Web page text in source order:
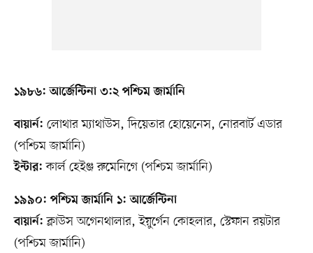
১৯৮৬: আর্জেন্টিনা ৩:২ পশ্চিম জার্মানি
বায়ার্ন: লোথার ম্যাথাউস, দিয়েতার হোয়েনেস, নোরবার্ট এডার
(পশ্চিম জার্মানি)
ইন্টার: কার্ল হেইঞ্জ রুমেনিগে (পশ্চিম জার্মানি)
১৯৯০: পশ্চিম জার্মানি ১: আর্জেন্টিনা
বায়ার্ন: ক্লাউস অগেনথালার, ইয়ুর্গেন কোহলার, স্টেফান রয়টার
(পশ্চিম জার্মানি)